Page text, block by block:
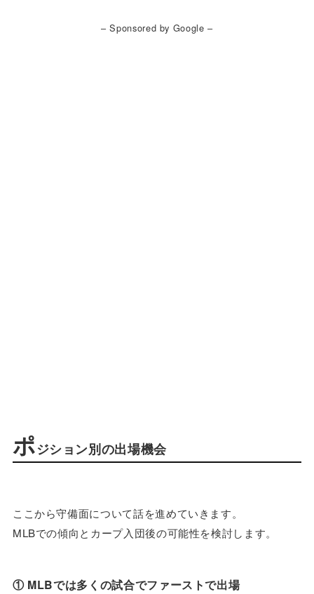
– Sponsored by Google –
ポジション別の出場機会
ここから守備面について話を進めていきます。
MLBでの傾向とカープ入団後の可能性を検討します。
① MLBでは多くの試合でファーストで出場